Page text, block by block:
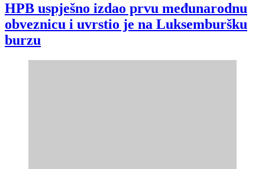
HPB uspješno izdao prvu međunarodnu
obveznicu i uvrstio je na Luksemburšku
burzu